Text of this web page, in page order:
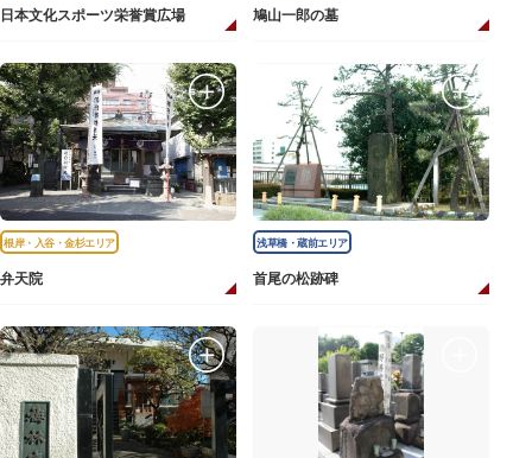
日本文化スポーツ栄誉賞広場 鳩山一郎の墓
根岸・入谷・金杉エリア
弁天院
浅草橋・蔵前エリア
首尾の松跡碑